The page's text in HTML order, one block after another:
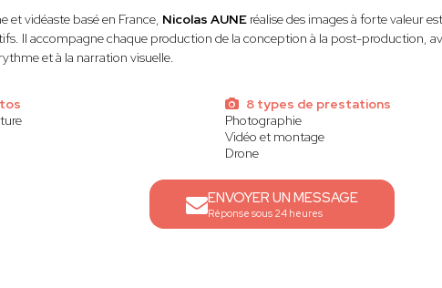
et vidéaste basé en France, Nicolas AUNE réalise des images à forte valeur
Il accompagne chaque production de la conception à la post-production,
et à la narration visuelle.
8 types de prestations
Photographie
Vidéo et montage
Drone
ENVOYER UN MESSAGE
Réponse sous 24 heures